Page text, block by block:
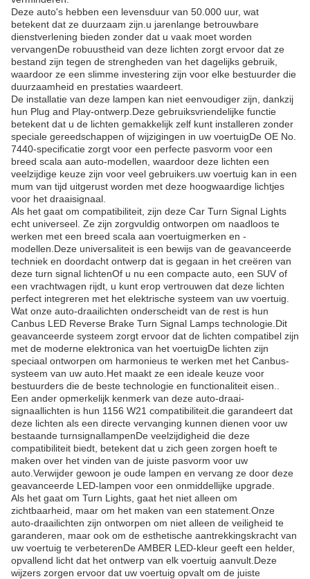
Deze auto's hebben een levensduur van 50.000 uur, wat
betekent dat ze duurzaam zijn.u jarenlange betrouwbare
dienstverlening bieden zonder dat u vaak moet worden
vervangenDe robuustheid van deze lichten zorgt ervoor dat ze
bestand zijn tegen de strengheden van het dagelijks gebruik,
waardoor ze een slimme investering zijn voor elke bestuurder die
duurzaamheid en prestaties waardeert.
De installatie van deze lampen kan niet eenvoudiger zijn, dankzij
hun Plug and Play-ontwerp.Deze gebruiksvriendelijke functie
betekent dat u de lichten gemakkelijk zelf kunt installeren zonder
speciale gereedschappen of wijzigingen in uw voertuigDe OE No.
7440-specificatie zorgt voor een perfecte pasvorm voor een
breed scala aan auto-modellen, waardoor deze lichten een
veelzijdige keuze zijn voor veel gebruikers.uw voertuig kan in een
mum van tijd uitgerust worden met deze hoogwaardige lichtjes
voor het draaisignaal.
Als het gaat om compatibiliteit, zijn deze Car Turn Signal Lights
echt universeel. Ze zijn zorgvuldig ontworpen om naadloos te
werken met een breed scala aan voertuigmerken en -
modellen.Deze universaliteit is een bewijs van de geavanceerde
techniek en doordacht ontwerp dat is gegaan in het creëren van
deze turn signal lichtenOf u nu een compacte auto, een SUV of
een vrachtwagen rijdt, u kunt erop vertrouwen dat deze lichten
perfect integreren met het elektrische systeem van uw voertuig.
Wat onze auto-draailichten onderscheidt van de rest is hun
Canbus LED Reverse Brake Turn Signal Lamps technologie.Dit
geavanceerde systeem zorgt ervoor dat de lichten compatibel zijn
met de moderne elektronica van het voertuigDe lichten zijn
speciaal ontworpen om harmonieus te werken met het Canbus-
systeem van uw auto.Het maakt ze een ideale keuze voor
bestuurders die de beste technologie en functionaliteit eisen..
Een ander opmerkelijk kenmerk van deze auto-draai-
signaallichten is hun 1156 W21 compatibiliteit.die garandeert dat
deze lichten als een directe vervanging kunnen dienen voor uw
bestaande turnsignallampenDe veelzijdigheid die deze
compatibiliteit biedt, betekent dat u zich geen zorgen hoeft te
maken over het vinden van de juiste pasvorm voor uw
auto.Verwijder gewoon je oude lampen en vervang ze door deze
geavanceerde LED-lampen voor een onmiddellijke upgrade.
Als het gaat om Turn Lights, gaat het niet alleen om
zichtbaarheid, maar om het maken van een statement.Onze
auto-draailichten zijn ontworpen om niet alleen de veiligheid te
garanderen, maar ook om de esthetische aantrekkingskracht van
uw voertuig te verbeterenDe AMBER LED-kleur geeft een helder,
opvallend licht dat het ontwerp van elk voertuig aanvult.Deze
wijzers zorgen ervoor dat uw voertuig opvalt om de juiste